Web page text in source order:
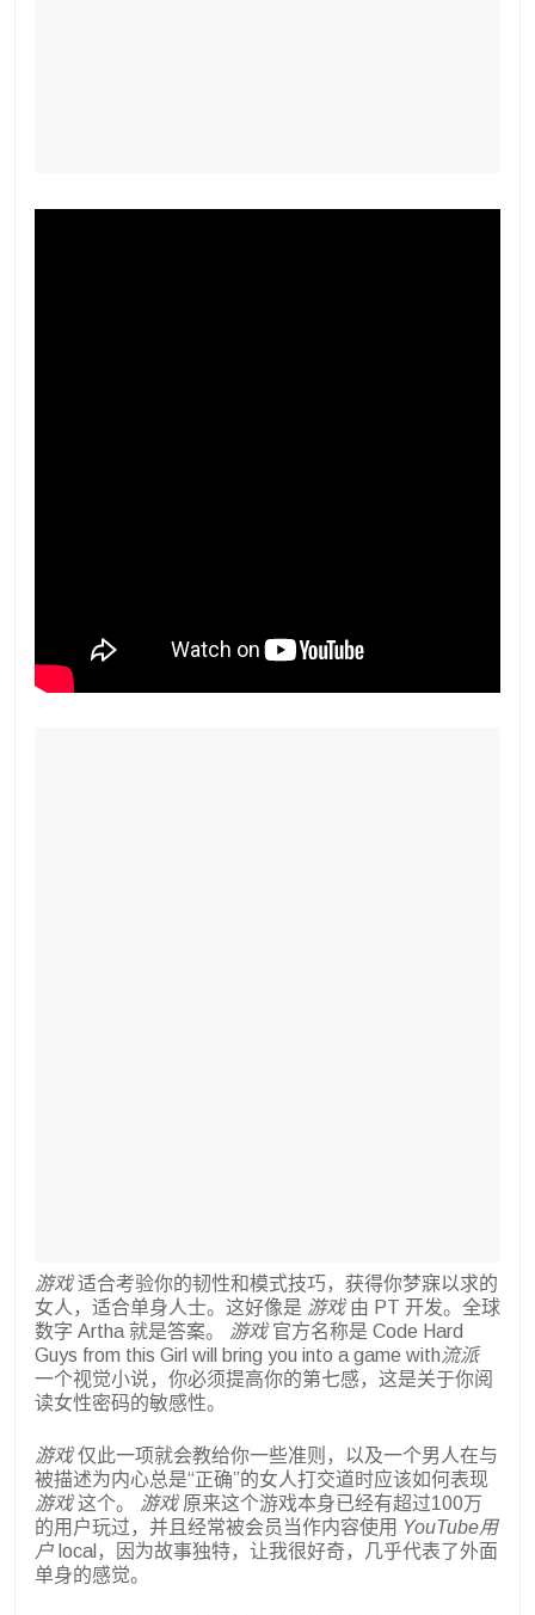
游戏适合考验你的韧性和模式技巧，获得你梦寐以求的
女人，适合单身人士。这好像是 游戏由 PT 开发。全球
数字 Artha 就是答案。
游戏官方名称是 Code Hard
Guys from this Girl will bring you into a game with流派
一个视觉小说，你必须提高你的第七感，这是关于你阅
读女性密码的敏感性。
游戏仅此一项就会教给你一些准则，以及一个男人在与
被描述为内心总是“正确”的女人打交道时应该如何表现
游戏这个。 游戏原来这个游戏本身已经有超过100万
的用户玩过，并且经常被会员当作内容使用 YouTube用
户 local，因为故事独特，让我很好奇，几乎代表了外面
单身的感觉。